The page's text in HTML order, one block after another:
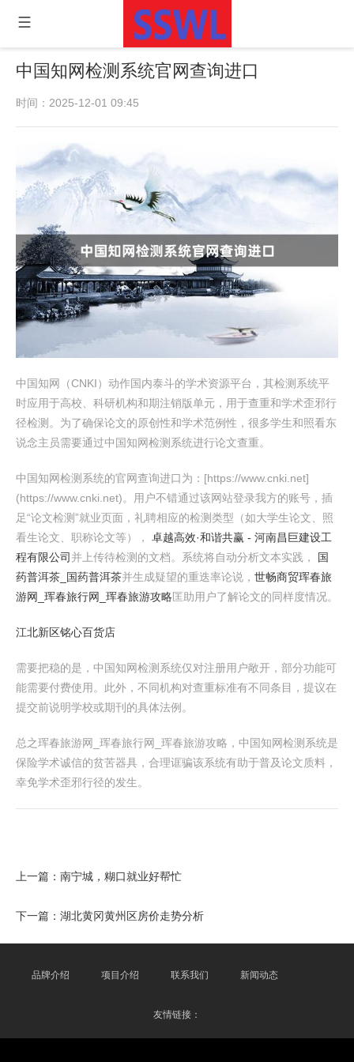
中国知网检测系统官网查询进口
时间：2025-12-01 09:45
中国知网（CNKI）动作国内泰斗的学术资源平台，其检测系统平
时应用于高校、科研机构和期注销版单元，用于查重和学术歪邪行
径检测。为了确保论文的原创性和学术范例性，很多学生和照看东
说念主员需要通过中国知网检测系统进行论文查重。
中国知网检测系统的官网查询进口为：[https://www.cnki.net]
(https://www.cnki.net)。用户不错通过该网站登录我方的账号，插
足“论文检测”就业页面，礼聘相应的检测类型（如大学生论文、照
看生论文、职称论文等）， 卓越高效·和谐共赢 - 河南昌巨建设工
程有限公司 并上传待检测的文档。系统将自动分析文本实践，
国
药普洱茶_国药普洱茶并生成疑望的重迭率论说， 世畅商贸珲春旅
游网_珲春旅行网_珲春旅游攻略匡助用户了解论文的同样度情况。
江北新区铭心百货店
需要把稳的是，中国知网检测系统仅对注册用户敞开，部分功能可
能需要付费使用。此外，不同机构对查重标准有不同条目，提议在
提交前说明学校或期刊的具体法例。
总之珲春旅游网_珲春旅行网_珲春旅游攻略，中国知网检测系统是
保险学术诚信的贫苦器具，合理诓骗该系统有助于普及论文质料，
幸免学术歪邪行径的发生。
上一篇： 南宁城，糊口就业好帮忙
下一篇： 湖北黄冈黄州区房价走势分析
品牌介绍 项目介绍 联系我们 新闻动态
友情链接：